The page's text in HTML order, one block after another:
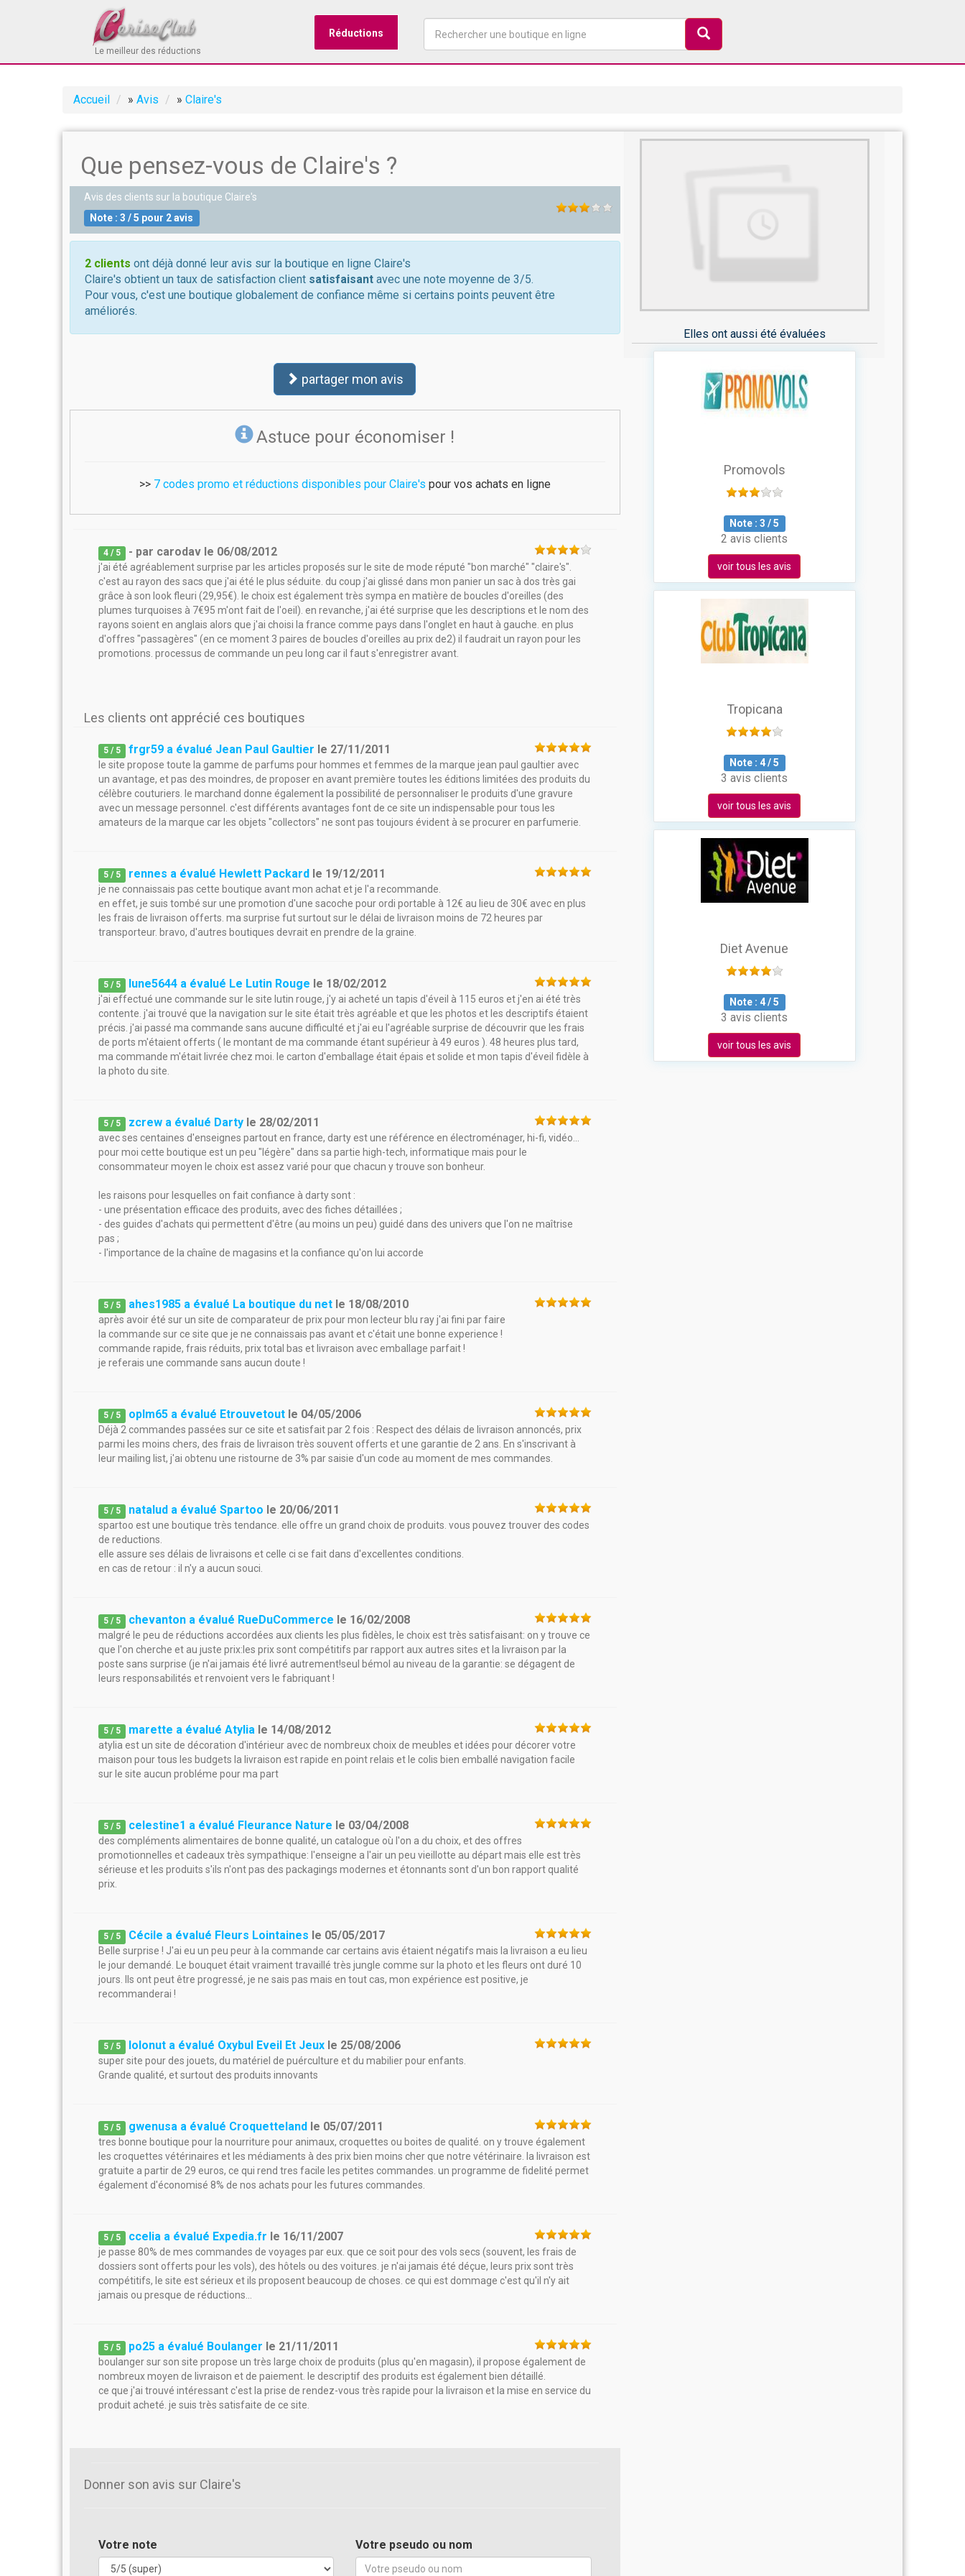
Le meilleur des réductions
Réductions
Accueil » Avis » Claire's
Que pensez-vous de Claire's ?
Avis des clients sur la boutique Claire's
Note :3 /5 pour 2avis
2 clients ont déjà donné leur avis sur la boutique en ligne Claire's
Claire's obtient un taux de satisfaction client satisfaisant avec une note moyenne de 3/5.
Pour vous, c'est une boutique globalement de confiance même si certains points peuvent être
améliorés.
partager mon avis
Astuce pour économiser !
>> 7 codes promo et réductions disponibles pour Claire's pour vos achats en ligne
4 / 5 - par carodav le 06/08/2012
j'ai été agréablement surprise par les articles proposés sur le site de mode réputé "bon marché" "claire's".
c'est au rayon des sacs que j'ai été le plus séduite. du coup j'ai glissé dans mon panier un sac à dos très gai
grâce à son look fleuri (29,95€). le choix est également très sympa en matière de boucles d'oreilles (des
plumes turquoises à 7€95 m'ont fait de l'oeil). en revanche, j'ai été surprise que les descriptions et le nom des
rayons soient en anglais alors que j'ai choisi la france comme pays dans l'onglet en haut à gauche. en plus
d'offres "passagères" (en ce moment 3 paires de boucles d'oreilles au prix de2) il faudrait un rayon pour les
promotions. processus de commande un peu long car il faut s'enregistrer avant.
Les clients ont apprécié ces boutiques
5 / 5 frgr59 a évalué Jean Paul Gaultier le 27/11/2011
le site propose toute la gamme de parfums pour hommes et femmes de la marque jean paul gaultier avec
un avantage, et pas des moindres, de proposer en avant première toutes les éditions limitées des produits du
célèbre couturiers. le marchand donne également la possibilité de personnaliser le produits d'une gravure
avec un message personnel. c'est différents avantages font de ce site un indispensable pour tous les
amateurs de la marque car les objets "collectors" ne sont pas toujours évident à se procurer en parfumerie.
5 / 5 rennes a évalué Hewlett Packard le 19/12/2011
je ne connaissais pas cette boutique avant mon achat et je l'a recommande.
en effet, je suis tombé sur une promotion d'une sacoche pour ordi portable à 12€ au lieu de 30€ avec en plus
les frais de livraison offerts. ma surprise fut surtout sur le délai de livraison moins de 72 heures par
transporteur. bravo, d'autres boutiques devrait en prendre de la graine.
5 / 5 lune5644 a évalué Le Lutin Rouge le 18/02/2012
j'ai effectué une commande sur le site lutin rouge, j'y ai acheté un tapis d'éveil à 115 euros et j'en ai été très
contente. j'ai trouvé que la navigation sur le site était très agréable et que les photos et les descriptifs étaient
précis. j'ai passé ma commande sans aucune difficulté et j'ai eu l'agréable surprise de découvrir que les frais
de ports m'étaient offerts ( le montant de ma commande étant supérieur à 49 euros ). 48 heures plus tard,
ma commande m'était livrée chez moi. le carton d'emballage était épais et solide et mon tapis d'éveil fidèle à
la photo du site.
5 / 5 zcrew a évalué Darty le 28/02/2011
avec ses centaines d'enseignes partout en france, darty est une référence en électroménager, hi-fi, vidéo...
pour moi cette boutique est un peu "légère" dans sa partie high-tech, informatique mais pour le
consommateur moyen le choix est assez varié pour que chacun y trouve son bonheur.
les raisons pour lesquelles on fait confiance à darty sont :
- une présentation efficace des produits, avec des fiches détaillées ;
- des guides d'achats qui permettent d'être (au moins un peu) guidé dans des univers que l'on ne maîtrise
pas ;
- l'importance de la chaîne de magasins et la confiance qu'on lui accorde
5 / 5 ahes1985 a évalué La boutique du net le 18/08/2010
après avoir été sur un site de comparateur de prix pour mon lecteur blu ray j'ai fini par faire
la commande sur ce site que je ne connaissais pas avant et c'était une bonne experience !
commande rapide, frais réduits, prix total bas et livraison avec emballage parfait !
je referais une commande sans aucun doute !
5 / 5 oplm65 a évalué Etrouvetout le 04/05/2006
Déjà 2 commandes passées sur ce site et satisfait par 2 fois : Respect des délais de livraison annoncés, prix
parmi les moins chers, des frais de livraison très souvent offerts et une garantie de 2 ans. En s'inscrivant à
leur mailing list, j'ai obtenu une ristourne de 3% par saisie d'un code au moment de mes commandes.
5 / 5 natalud a évalué Spartoo le 20/06/2011
spartoo est une boutique très tendance. elle offre un grand choix de produits. vous pouvez trouver des codes
de reductions.
elle assure ses délais de livraisons et celle ci se fait dans d'excellentes conditions.
en cas de retour : il n'y a aucun souci.
5 / 5 chevanton a évalué RueDuCommerce le 16/02/2008
malgré le peu de réductions accordées aux clients les plus fidèles, le choix est très satisfaisant: on y trouve ce
que l'on cherche et au juste prix:les prix sont compétitifs par rapport aux autres sites et la livraison par la
poste sans surprise (je n'ai jamais été livré autrement!seul bémol au niveau de la garantie: se dégagent de
leurs responsabilités et renvoient vers le fabriquant !
5 / 5 marette a évalué Atylia le 14/08/2012
atylia est un site de décoration d'intérieur avec de nombreux choix de meubles et idées pour décorer votre
maison pour tous les budgets la livraison est rapide en point relais et le colis bien emballé navigation facile
sur le site aucun probléme pour ma part
5 / 5 celestine1 a évalué Fleurance Nature le 03/04/2008
des compléments alimentaires de bonne qualité, un catalogue où l'on a du choix, et des offres
promotionnelles et cadeaux très sympathique: l'enseigne a l'air un peu vieillotte au départ mais elle est très
sérieuse et les produits s'ils n'ont pas des packagings modernes et étonnants sont d'un bon rapport qualité
prix.
5 / 5 Cécile a évalué Fleurs Lointaines le 05/05/2017
Belle surprise ! J'ai eu un peu peur à la commande car certains avis étaient négatifs mais la livraison a eu lieu
le jour demandé. Le bouquet était vraiment travaillé très jungle comme sur la photo et les fleurs ont duré 10
jours. Ils ont peut être progressé, je ne sais pas mais en tout cas, mon expérience est positive, je
recommanderai !
5 / 5 lolonut a évalué Oxybul Eveil Et Jeux le 25/08/2006
super site pour des jouets, du matériel de puérculture et du mabilier pour enfants.
Grande qualité, et surtout des produits innovants
5 / 5 gwenusa a évalué Croquetteland le 05/07/2011
tres bonne boutique pour la nourriture pour animaux, croquettes ou boites de qualité. on y trouve également
les croquettes vétérinaires et les médiaments à des prix bien moins cher que notre vétérinaire. la livraison est
gratuite a partir de 29 euros, ce qui rend tres facile les petites commandes. un programme de fidelité permet
également d'économisé 8% de nos achats pour les futures commandes.
5 / 5 ccelia a évalué Expedia.fr le 16/11/2007
je passe 80% de mes commandes de voyages par eux. que ce soit pour des vols secs (souvent, les frais de
dossiers sont offerts pour les vols), des hôtels ou des voitures. je n'ai jamais été déçue, leurs prix sont très
compétitifs, le site est sérieux et ils proposent beaucoup de choses. ce qui est dommage c'est qu'il n'y ait
jamais ou presque de réductions...
5 / 5 po25 a évalué Boulanger le 21/11/2011
boulanger sur son site propose un très large choix de produits (plus qu'en magasin), il propose également de
nombreux moyen de livraison et de paiement. le descriptif des produits est également bien détaillé.
ce que j'ai trouvé intéressant c'est la prise de rendez-vous très rapide pour la livraison et la mise en service du
produit acheté. je suis très satisfaite de ce site.
Donner son avis sur Claire's
Votre note Votre pseudo ou nom
Elles ont aussi été évaluées
Promovols
Note :3 /5
2 avis clients
voir tous les avis
Tropicana
Note : 4/5
3 avis clients
voir tous les avis
Diet Avenue
Note : 4/5
3 avis clients
voir tous les avis